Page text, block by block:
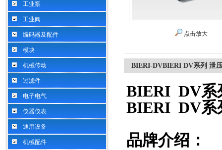
工业泵
工业阀
编码器及配件
模块
机械传动
过滤件
电子电气
仪器仪表
通用设备
机械配件
点击放大
BIERI-DVBIERI DV系列 泄
BIERI DV系
BIERI DV系
品牌介绍：